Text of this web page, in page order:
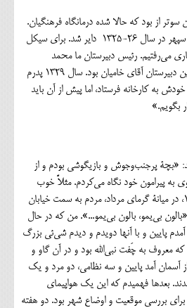
از بود که حالا شده درمانگاه فرهنگیان.
سیکل اول در دبیرستانی به نام سپهر در سال 26-۱۳۲۵ دایر شد. برای سیکل
می‌رفتیم. رئیس دبیرستان ما محمد
علامه‌زاده و دبیر خوب شیمی این دبیرستان آقای خامیان بود. سال ۱۳۲۹ پدرم
به کارخانه فرستاد، اما پیش از آن باید
بگویم.»
«بچۀ پرجنب‌وجوش و بازیگوشی بودم و از
به پیرامون خود نگاه می‌کردم. مثلاً خوب
یادم است پیش از شهریور ۱۳۲۰، در میانة گرمای مرداد، مردم به سمت خیابان
بی‌یمو، بالون بی‌یمو...». من که در حال
پایین و با آنها دویدم و دیدم شی‌ئی بزرگ
معروف به چَفت نبی‌الله بود و در آن گاو و
آسمان آمد پایین و سه نظامی، دو مرد و یک
بعدها فهمیدم که این یک هواپیمای
بررسی موقعیت و اوضاع شهر بود. دو هفته